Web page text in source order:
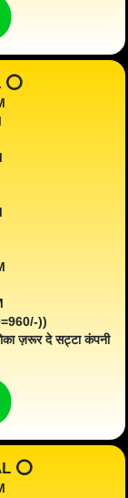
⭕️
))
ज़रूर दे सट्टा कंपनी
⭕️